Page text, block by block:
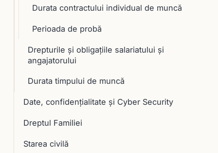
Durata contractului individual de muncă
Perioada de probă
Drepturile şi obligaţiile salariatului şi
angajatorului
Durata timpului de muncă
Date, confidențialitate și Cyber Security
Dreptul Familiei
Starea civilă